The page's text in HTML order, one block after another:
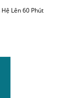
Lên 60 Phút